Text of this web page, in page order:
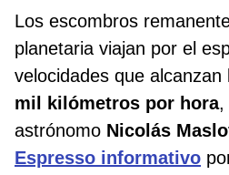
Los escombros
planetaria viajan por el
velocidades que alcanzan
mil kilómetros por hora,
astrónomo Nicolás
Espresso informativo